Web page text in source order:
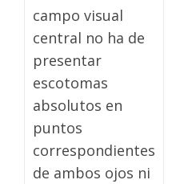
campo visual
central no ha de
presentar
escotomas
absolutos en
puntos
correspondientes
de ambos ojos ni